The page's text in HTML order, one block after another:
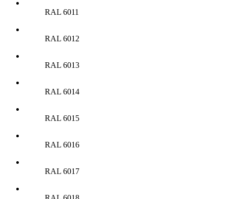
RAL 6011
RAL 6012
RAL 6013
RAL 6014
RAL 6015
RAL 6016
RAL 6017